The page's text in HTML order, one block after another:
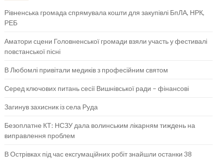
Рівненська громада спрямувала кошти для закупівлі БпЛА, НРК,
РЕБ
Аматори сцени Головненської громади взяли участь у фестивалі
повстанської пісні
В Любомлі привітали медиків з професійним святом
Серед ключових питань сесії Вишнівської ради – фінансові
Загинув захисник із села Руда
Безоплатне КТ: НСЗУ дала волинським лікарням тиждень на
виправлення проблем
В Острівках під час ексгумаційних робіт знайшли останки 38